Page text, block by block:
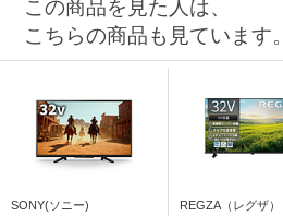
この商品を見た人は、
こちらの商品も見ています。
SONY(ソニー) REGZA（レグザ）